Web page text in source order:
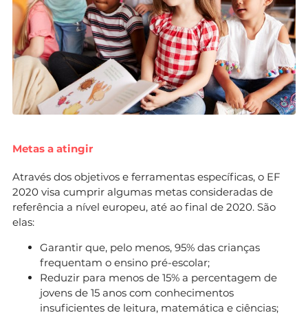
Metas a atingir
Através dos objetivos e ferramentas específicas, o EF
2020 visa cumprir algumas metas consideradas de
referência a nível europeu, até ao final de 2020. São
elas:
Garantir que, pelo menos, 95% das crianças
frequentam o ensino pré-escolar;
Reduzir para menos de 15% a percentagem de
jovens de 15 anos com conhecimentos
insuficientes de leitura, matemática e ciências;